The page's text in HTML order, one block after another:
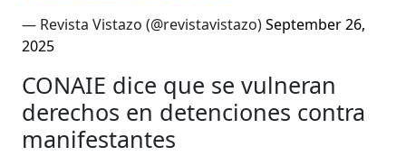
— Revista Vistazo (@revistavistazo)September 26,
2025
CONAIE dice que se vulneran
derechos en detenciones contra
manifestantes